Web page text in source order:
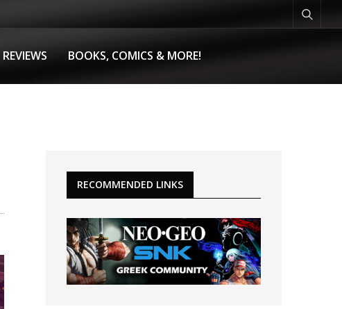
REVIEWS BOOKS, COMICS & MORE!
RECOMMENDED LINKS